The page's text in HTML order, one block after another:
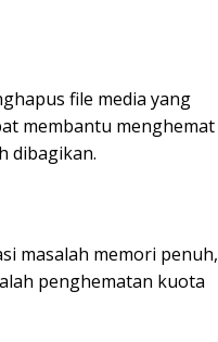
file media yang
membantu menghemat
dibagikan.
masalah memori penuh,
penghematan kuota